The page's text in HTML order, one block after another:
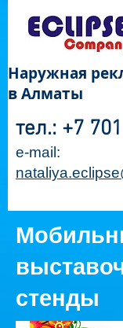
тел.: +7
e-mail:
Наружная
в Алматы
стенды